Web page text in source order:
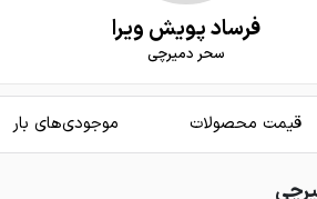
فرساد پویش ویرا
سحر دمیرچی
قیمت محصولات موجودی‌های بار